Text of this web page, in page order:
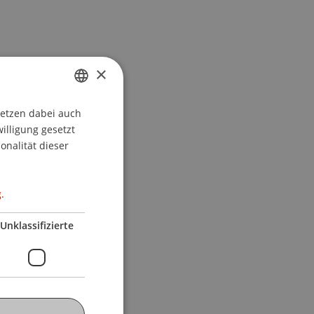
GERMAN
ENGLISH
×
dabei auch
gesetzt
dieser
Unklassifizierte